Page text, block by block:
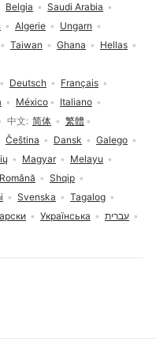
Deutsch
Français
México
Italiano
中文 简体
繁體
Čeština Dansk
Galego
Magyar
Melayu
Română
Shqip
Svenska
Tagalog
Українська
עברית
Belgia
Saudi Arabia
Algerie
Ungarn
Taiwan Ghana
Hellas